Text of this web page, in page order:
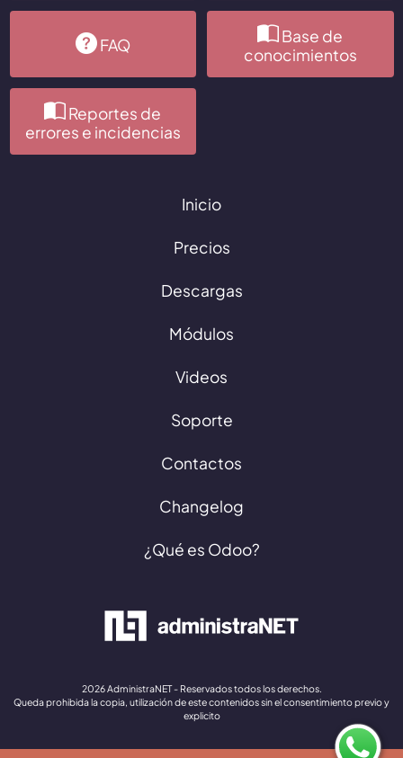
FAQ
Base de
conocimientos
Reportes de
errores e incidencias
Inicio
Precios
Descargas
Módulos
Videos
Soporte
Contactos
Changelog
¿Qué es Odoo?
2026 AdministraNET - Reservados todos los derechos.
Queda prohibida la copia, utilización de este contenidos sin el consentimiento previo y
explicito